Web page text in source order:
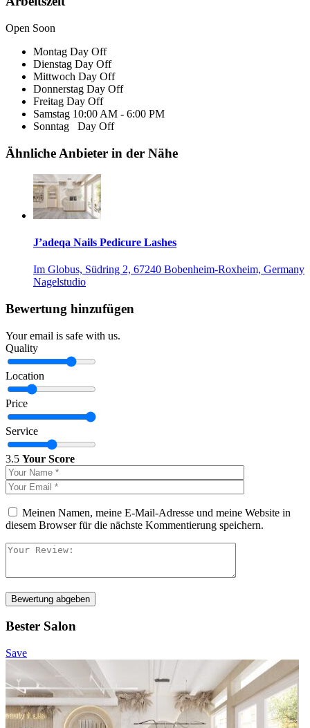
Open Soon
Montag Day Off
Dienstag Day Off
Mittwoch Day Off
Donnerstag Day Off
Freitag Day Off
Samstag 10:00 AM - 6:00 PM
Sonntag Day Off
Ähnliche Anbieter in der Nähe
J’adeqa Nails Pedicure Lashes
Im Globus, Südring 2, 67240 Bobenheim-Roxheim, Germany
Nagelstudio
Bewertung hinzufügen
Your email is safe with us.
Quality
Location
Price
Service
3.5 Your Score
Meinen Namen, meine E-Mail-Adresse und meine Website in
diesem Browser für die nächste Kommentierung speichern.
Bewertung abgeben
Bester Salon
Save